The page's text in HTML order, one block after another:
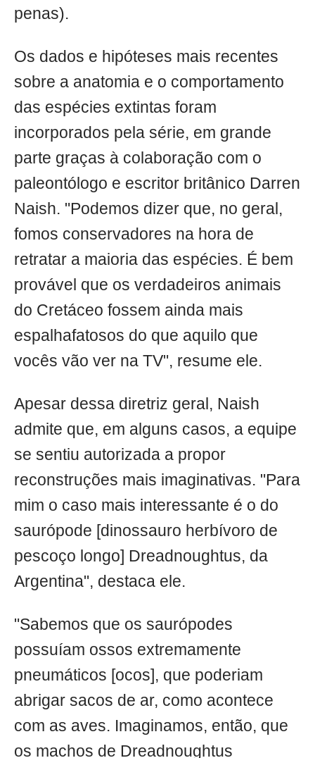
penas).
Os dados e hipóteses mais recentes
sobre a anatomia e o comportamento
das espécies extintas foram
incorporados pela série, em grande
parte graças à colaboração com o
paleontólogo e escritor britânico Darren
Naish. "Podemos dizer que, no geral,
fomos conservadores na hora de
retratar a maioria das espécies. É bem
provável que os verdadeiros animais
do Cretáceo fossem ainda mais
espalhafatosos do que aquilo que
vocês vão ver na TV", resume ele.
Apesar dessa diretriz geral, Naish
admite que, em alguns casos, a equipe
se sentiu autorizada a propor
reconstruções mais imaginativas. "Para
mim o caso mais interessante é o do
saurópode [dinossauro herbívoro de
pescoço longo] Dreadnoughtus, da
Argentina", destaca ele.
"Sabemos que os saurópodes
possuíam ossos extremamente
pneumáticos [ocos], que poderiam
abrigar sacos de ar, como acontece
com as aves. Imaginamos, então, que
os machos de Dreadnoughtus